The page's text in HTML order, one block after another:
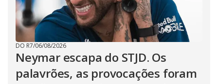
DO R7/06/08/2026
Neymar escapa do STJD. Os
palavrões, as provocações foram